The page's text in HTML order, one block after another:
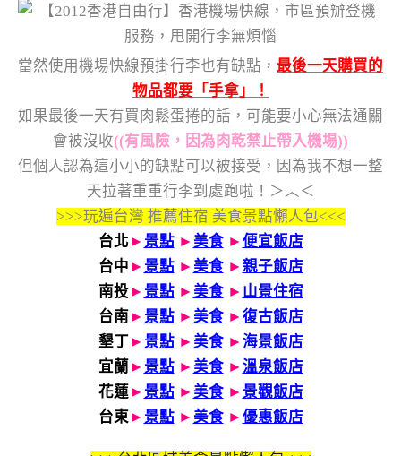
當然使用機場快線預掛行李也有缺點， 最後一天購買的
物品都要「手拿」！
如果最後一天有買肉鬆蛋捲的話，可能要小心無法通關
會被沒收((有風險，因為肉乾禁止帶入機場))
但個人認為這小小的缺點可以被接受，因為我不想一整
天拉著重重行李到處跑啦！＞︿＜
>>>玩遍台灣 推薦住宿 美食景點懶人包<<<
台北 ► 景點 ► 美食► 便宜飯店
台中 ► 景點 ► 美食► 親子飯店
南投► 景點 ► 美食► 山景住宿
台南 ► 景點 ► 美食► 復古飯店
墾丁 ► 景點 ► 美食► 海景飯店
宜蘭 ► 景點 ► 美食► 溫泉飯店
花蓮► 景點 ► 美食► 景觀飯店
台東► 景點 ► 美食► 優惠飯店